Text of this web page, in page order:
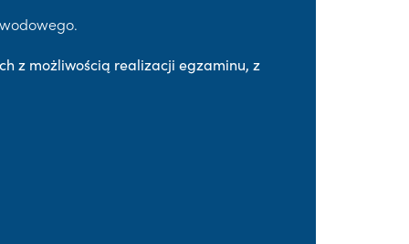
z możliwością realizacji egzaminu, z